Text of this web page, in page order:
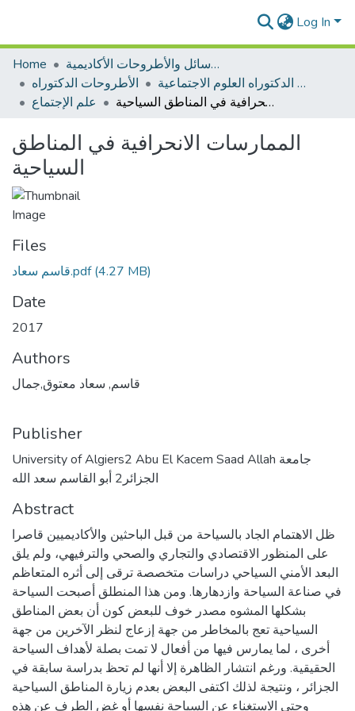
Log In
Home
الرسائل والأطروحات الأكاديمية
الأطروحات الدكتوراه
الأطروحات الدكتوراه العلوم الاجتماعية
علم الإجتماع
الممارسات الانحرافية في المناطق السياحية
الممارسات الانحرافية في المناطق
السياحية
Files
قاسم سعاد.pdf(4.27 MB)
Date
2017
Authors
قاسم, سعاد معتوق,جمال
Publisher
University of Algiers2 Abu El Kacem Saad Allah جامعة
الجزائر2 أبو القاسم سعد الله
Abstract
ظل الاهتمام الجاد بالسياحة من قبل الباحثين والأكاديميين قاصرا
على المنظور الاقتصادي والتجاري والصحي والترفيهي، ولم يلق
البعد الأمني السياحي دراسات متخصصة ترقى إلى أثره المتعاظم
في صناعة السياحة وازدهارها. ومن هذا المنطلق أصبحت السياحة
بشكلها المشوه مصدر خوف للبعض كون أن بعض المناطق
السياحية تعج بالمخاطر من جهة إزعاج لنظر الآخرين من جهة
أخرى ، لما يمارس فيها من أفعال لا تمت بصلة لأهداف السياحة
الحقيقية. ورغم انتشار الظاهرة إلا أنها لم تحظ بدراسة سابقة في
الجزائر ، ونتيجة لذلك اكتفى البعض بعدم زيارة المناطق السياحية
وحتى الاستغناء عن السياحة نفسها أو غض الطرف عن هذه